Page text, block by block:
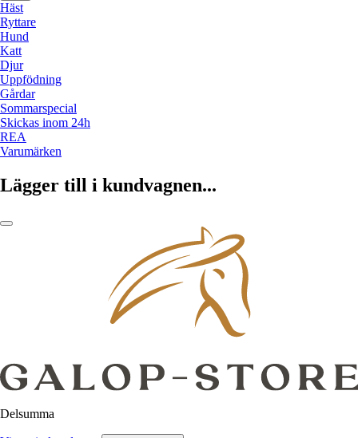
Häst
Ryttare
Hund
Katt
Djur
Uppfödning
Gårdar
Sommarspecial
Skickas inom 24h
REA
Varumärken
Lägger till i kundvagnen...
Delsumma